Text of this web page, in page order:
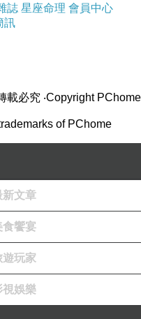
尋寶遊戲，因為不
，喝到有喜歡再回
誌 星座命理 會員中心
訊
載必究 ‧Copyright PChome
of PChome
新文章
食饗宴
遊玩家
視娛樂